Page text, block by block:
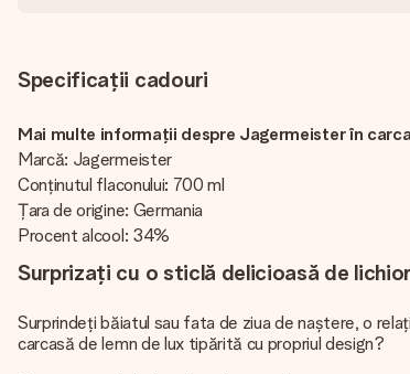
Specificații cadouri
Mai multe informații despre Jagermeister în
Marcă: Jagermeister
Conținutul flaconului: 700 ml
Țara de origine: Germania
Procent alcool: 34%
Surprizați cu o sticlă delicioasă de
Surprindeți băiatul sau fata de ziua de naștere, o
carcasă de lemn de lux tipărită cu propriul design?